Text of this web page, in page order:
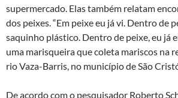
supermercado. Elas também relatam
dos peixes. “Em peixe eu já vi. Dentro de
saquinho plástico. Dentro de peixe, eu já
uma marisqueira que coleta mariscos na
rio Vaza-Barris, no município de São
De acordo com o pesquisador Roberto